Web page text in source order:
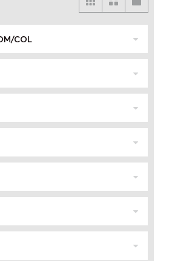
COL